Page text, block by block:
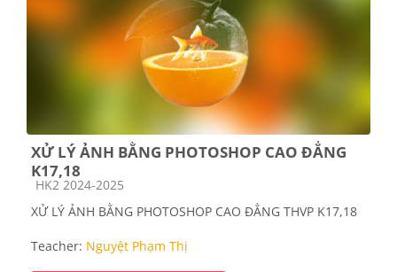
XỬ LÝ ẢNH BẰNG PHOTOSHOP CAO ĐẲNG
K17,18
Course category
HK2 2024-2025
XỬ LÝ ẢNH BẰNG PHOTOSHOP CAO ĐẲNG THVP K17,18
Teacher: Nguyệt Phạm Thị